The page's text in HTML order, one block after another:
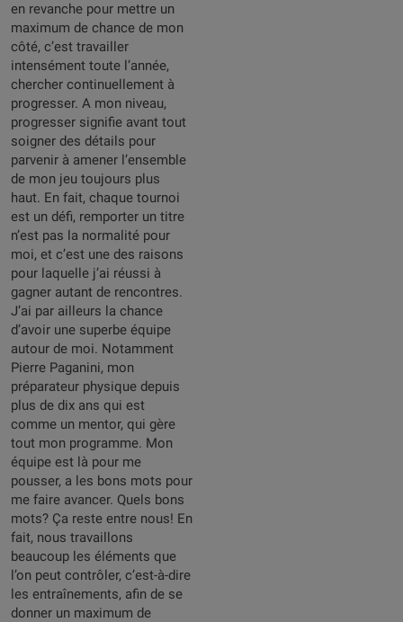
en revanche pour mettre un
maximum de chance de mon
côté, c’est travailler
intensément toute l’année,
chercher continuellement à
progresser. A mon niveau,
progresser signifie avant tout
soigner des détails pour
parvenir à amener l’ensemble
de mon jeu toujours plus
haut. En fait, chaque tournoi
est un défi, remporter un titre
n’est pas la normalité pour
moi, et c’est une des raisons
pour laquelle j’ai réussi à
gagner autant de rencontres.
J’ai par ailleurs la chance
d’avoir une superbe équipe
autour de moi. Notamment
Pierre Paganini, mon
préparateur physique depuis
plus de dix ans qui est
comme un mentor, qui gère
tout mon programme. Mon
équipe est là pour me
pousser, a les bons mots pour
me faire avancer. Quels bons
mots? Ça reste entre nous! En
fait, nous travaillons
beaucoup les éléments que
l’on peut contrôler, c’est-à-dire
les entraînements, afin de se
donner un maximum de